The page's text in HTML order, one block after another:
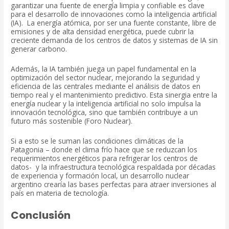
garantizar una fuente de energía limpia y confiable es clave
para el desarrollo de innovaciones como la inteligencia artificial
(IA). La energía atómica, por ser una fuente constante, libre de
emisiones y de alta densidad energética, puede cubrir la
creciente demanda de los centros de datos y sistemas de IA sin
generar carbono.
Además, la IA también juega un papel fundamental en la
optimización del sector nuclear, mejorando la seguridad y
eficiencia de las centrales mediante el análisis de datos en
tiempo real y el mantenimiento predictivo. Esta sinergia entre la
energía nuclear y la inteligencia artificial no solo impulsa la
innovación tecnológica, sino que también contribuye a un
futuro más sostenible (Foro Nuclear).
Si a esto se le suman las condiciones climáticas de la
Patagonia – donde el clima frío hace que se reduzcan los
requerimientos energéticos para refrigerar los centros de
datos- y la infraestructura tecnológica respaldada por décadas
de experiencia y formación local, un desarrollo nuclear
argentino crearía las bases perfectas para atraer inversiones al
país en materia de tecnología.
Conclusión